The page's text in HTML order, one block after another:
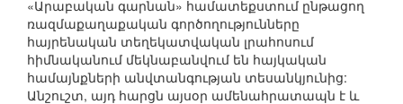
«Արաբական գարնան» համատեքստում ընթացող
ռազմաքաղաքական գործողությունները
հայրենական տեղեկատվական լրահոսում
հիմնականում մեկնաբանվում են հայկական
համայնքների անվտանգության տեսանկյունից:
Անշուշտ, այդ հարցն այսօր ամենահրատապն է և